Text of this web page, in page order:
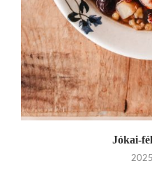
Jókai-